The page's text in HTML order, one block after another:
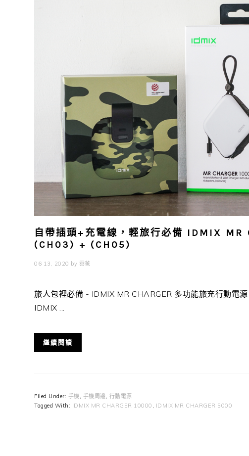
自帶插頭+充電線，輕旅行必備 IDMIX MR
(CH03) + (CH05)
06 13, 2020 by 雲爸
旅人包裡必備 - IDMIX MR CHARGER 多功能旅充行動電
IDMIX ...
繼續閱讀
Filed Under: 手機 手機周邊
行動電源
Tagged With: IDMIX MR CHARGER 10000 IDMIX MR CHARGER 5000